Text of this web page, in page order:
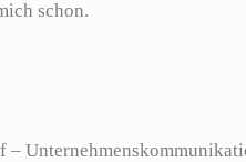
schon.
–